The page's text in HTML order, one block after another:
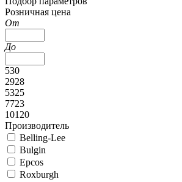
Розничная цена
От
До
530
2928
5325
7723
10120
Производитель
Belling-Lee
Bulgin
Epcos
Roxburgh